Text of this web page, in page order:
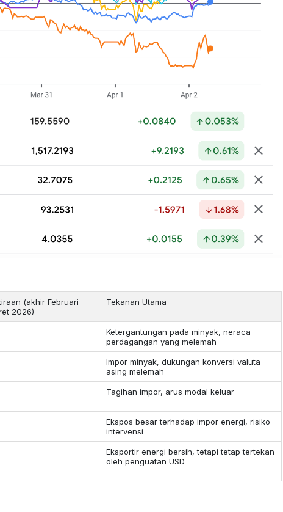
(akhir Februari
2026)
Tekanan Utama
Ketergantungan pada minyak, neraca
perdagangan yang melemah
Impor minyak, dukungan konversi valuta
asing melemah
Tagihan impor, arus modal keluar
Ekspos besar terhadap impor energi, risiko
intervensi
Eksportir energi bersih, tetapi tetap tertekan
oleh penguatan USD